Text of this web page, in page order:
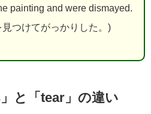
painting and were dismayed.
つけてがっかりした。)
と「tear」の違い